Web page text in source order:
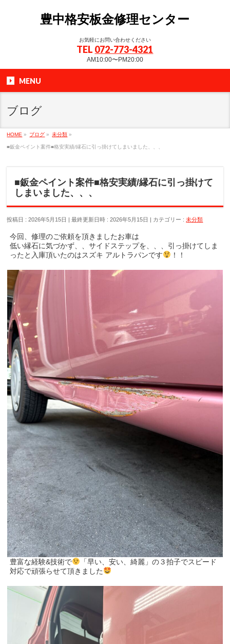
豊中格安板金修理センター
お気軽にお問い合わせください
TEL 072-773-4321
AM10:00〜PM20:00
MENU
ブログ
HOME » ブログ » 未分類 »
■鈑金ペイント案件■格安実績/縁石に引っ掛けてしまいました、、、
■鈑金ペイント案件■格安実績/縁石に引っ掛けて
しまいました、、、
投稿日 : 2026年5月15日 最終更新日時 : 2026年5月15日 カテゴリー :未分類
今回、修理のご依頼を頂きましたお車は
低い縁石に気づかず、、サイドステップを、、、引っ掛けてしま
ったと入庫頂いたのはスズキ アルトラパンです
！！
豊富な経験&技術で
「早い、安い、綺麗」の３拍子でスピード
対応で頑張らせて頂きました